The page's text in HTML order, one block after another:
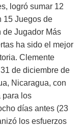
logró sumar 12
15 Juegos de
de Jugador Más
ha sido el mejor
Clemente
de diciembre de
Nicaragua, con
para los
días antes (23
los esfuerzos